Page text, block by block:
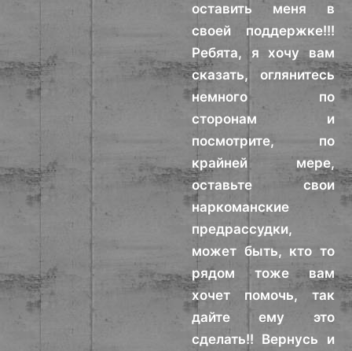
оставить меня в
своей поддержке!!!
Ребята, я хочу вам
сказать, оглянитесь
немного по
сторонам и
посмотрите, по
крайней мере,
оставьте свои
наркоманские
предрассудки,
может быть, кто то
рядом тоже вам
хочет помочь, так
дайте ему это
сделать!! Вернусь и